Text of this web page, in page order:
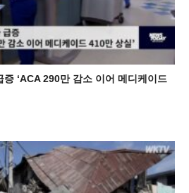
‘ACA 290만 감소 이어 메디케이드